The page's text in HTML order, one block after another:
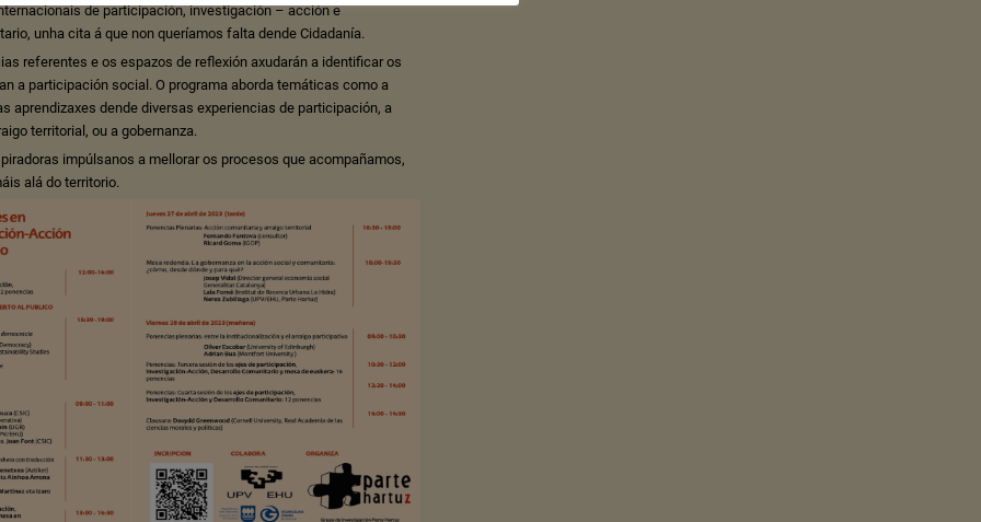
de participación, investigación – acción e
unha cita á que non queríamos falta dende Cidadanía.
referentes e os espazos de reflexión axudarán a identificar os
a participación social. O programa aborda temáticas como a
aprendizaxes dende diversas experiencias de participación, a
territorial, ou a gobernanza.
impúlsanos a mellorar os procesos que acompañamos,
alá do territorio.